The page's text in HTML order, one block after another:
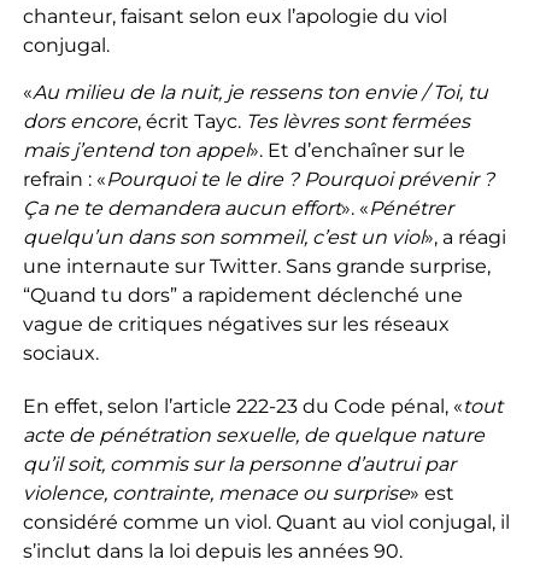
chanteur, faisant selon eux l’apologie du viol
conjugal.
«Au milieu de la nuit, je ressens ton envie / Toi, tu
dors encore, écrit Tayc. Tes lèvres sont fermées
mais j’entend ton appel». Et d’enchaîner sur le
refrain : «Pourquoi te le dire ? Pourquoi prévenir ?
Ça ne te demandera aucun effort». «Pénétrer
quelqu’un dans son sommeil, c’est un viol», a réagi
une internaute sur Twitter. Sans grande surprise,
“Quand tu dors” a rapidement déclenché une
vague de critiques négatives sur les réseaux
sociaux.
En effet, selon l’article 222-23 du Code pénal, «tout
acte de pénétration sexuelle, de quelque nature
qu’il soit, commis sur la personne d’autrui par
violence, contrainte, menace ou surprise» est
considéré comme un viol. Quant au viol conjugal, il
s’inclut dans la loi depuis les années 90.